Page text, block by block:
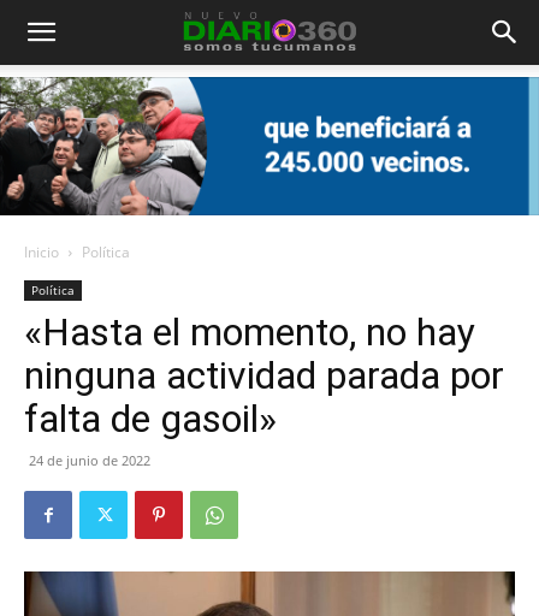
Diario
360
Inicio Política
Política
«Hasta el momento, no hay
ninguna actividad parada por
falta de gasoil»
24 de junio de 2022